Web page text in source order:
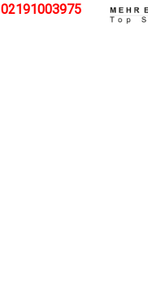
02191003975